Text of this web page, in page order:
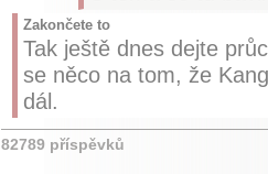
Zakončete to
Tak ještě dnes dejte
se něco na tom, že
dál.
82789 příspěvků